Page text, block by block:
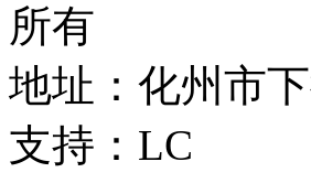
所有
地址：化州市
支持：LC